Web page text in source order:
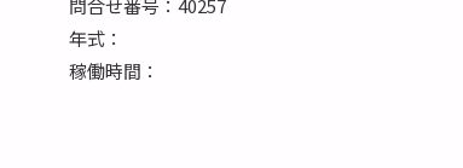
年式：
稼働時間：